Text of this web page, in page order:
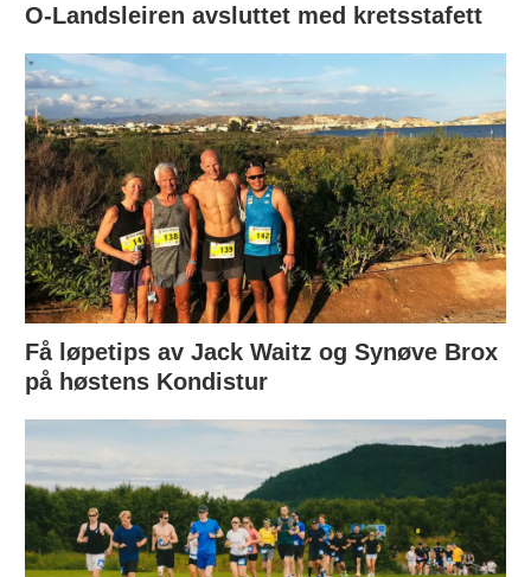
O-Landsleiren avsluttet med kretsstafett
Få løpetips av Jack Waitz og Synøve Brox
på høstens Kondistur